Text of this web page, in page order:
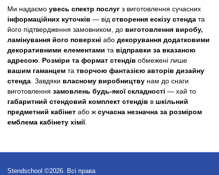
Ми надаємо увесь спектр послуг з виготовлення сучасних
інформаційних куточків — від створення ескізу стенда та
його підтвердження замовником, до виготовлення виробу,
ламінування його поверхні або декорування додатковими
декоративними елементами та відправки за вказаною
адресою Розміри та формат стендів обмежені лише
вашим гаманцем та творчою фантазією авторів дизайну
стенда . Завдяки власному виробництву нам до снаги
виготовлення замовлень будь-якої складності — хай то
габаритний стендовий комплект стендів в шкільний
предметний кабінет або ж сучасна незначна за розміром
емблема кабінету хімії.
Stendschool ©2026. Всі права